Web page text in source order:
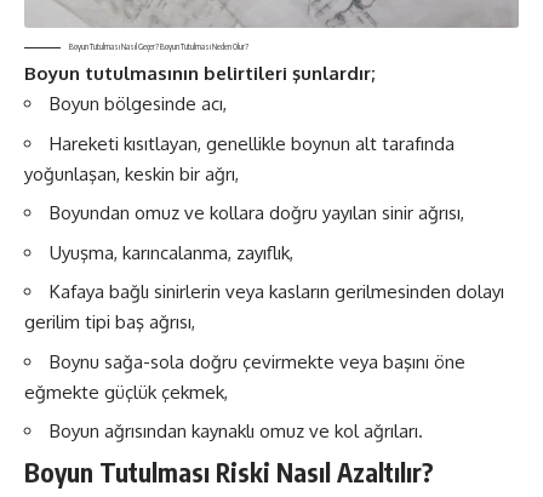
Boyun Tutulması Nasıl Geçer? Boyun Tutulması Neden Olur?
Boyun tutulmasının belirtileri şunlardır;
Boyun bölgesinde acı,
Hareketi kısıtlayan, genellikle boynun alt tarafında
yoğunlaşan, keskin bir ağrı,
Boyundan omuz ve kollara doğru yayılan sinir ağrısı,
Uyuşma, karıncalanma, zayıflık,
Kafaya bağlı sinirlerin veya kasların gerilmesinden dolayı
gerilim tipi baş ağrısı,
Boynu sağa-sola doğru çevirmekte veya başını öne
eğmekte güçlük çekmek,
Boyun ağrısından kaynaklı omuz ve kol ağrıları.
Boyun Tutulması Riski Nasıl Azaltılır?